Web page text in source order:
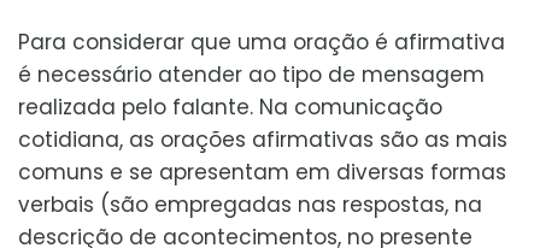
Para considerar que uma oração é afirmativa
é necessário atender ao tipo de mensagem
realizada pelo falante. Na comunicação
cotidiana, as orações afirmativas são as mais
comuns e se apresentam em diversas formas
verbais (são empregadas nas respostas, na
descrição de acontecimentos, no presente